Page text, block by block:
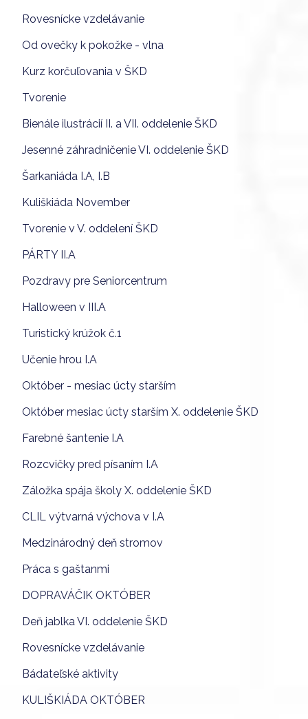
Rovesnícke vzdelávanie
Od ovečky k pokožke - vlna
Kurz korčuľovania v ŠKD
Tvorenie
Bienále ilustrácií II. a VII. oddelenie ŠKD
Jesenné záhradničenie VI. oddelenie ŠKD
Šarkaniáda I.A, I.B
Kuliškiáda November
Tvorenie v V. oddelení ŠKD
PÁRTY II.A
Pozdravy pre Seniorcentrum
Halloween v III.A
Turistický krúžok č.1
Učenie hrou I.A
Október - mesiac úcty starším
Október mesiac úcty starším X. oddelenie ŠKD
Farebné šantenie I.A
Rozcvičky pred písaním I.A
Záložka spája školy X. oddelenie ŠKD
CLIL výtvarná výchova v I.A
Medzinárodný deň stromov
Práca s gaštanmi
DOPRAVÁČIK OKTÓBER
Deň jablka VI. oddelenie ŠKD
Rovesnícke vzdelávanie
Bádateľské aktivity
KULIŠKIÁDA OKTÓBER